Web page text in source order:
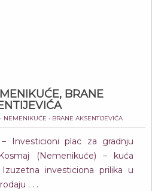
BRANE
NEMENIKUĆE • BRANE AKSENTIJEVIĆA
Investicioni plac za gradnju
(Nemenikuće) – kuća
investiciona prilika u
. . .